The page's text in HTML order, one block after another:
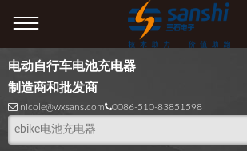
电动自行车电池充电器
制造商和批发商
nicole@wxsans.com 0086-510-83851598